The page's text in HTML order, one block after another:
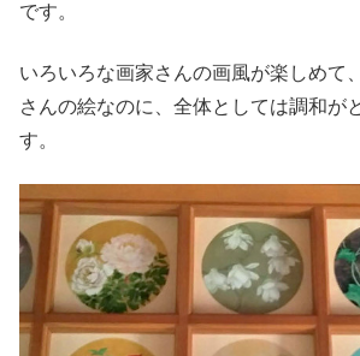
です。
いろいろな画家さんの画風が楽しめて
さんの絵なのに、全体としては調和が
す。